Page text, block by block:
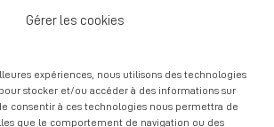
Gérer les cookies
expériences, nous utilisons des technologies
stocker et/ou accéder à des informations sur
consentir à ces technologies nous permettra de
que le comportement de navigation ou des